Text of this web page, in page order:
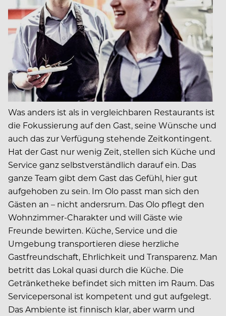
Was anders ist als in vergleichbaren Restaurants ist
die Fokussierung auf den Gast, seine Wünsche und
auch das zur Verfügung stehende Zeitkontingent.
Hat der Gast nur wenig Zeit, stellen sich Küche und
Service ganz selbstverständlich darauf ein. Das
ganze Team gibt dem Gast das Gefühl, hier gut
aufgehoben zu sein. Im Olo passt man sich den
Gästen an – nicht andersrum. Das Olo pflegt den
Wohnzimmer-Charakter und will Gäste wie
Freunde bewirten. Küche, Service und die
Umgebung transportieren diese herzliche
Gastfreundschaft, Ehrlichkeit und Transparenz. Man
betritt das Lokal quasi durch die Küche. Die
Getränketheke befindet sich mitten im Raum. Das
Servicepersonal ist kompetent und gut aufgelegt.
Das Ambiente ist finnisch klar, aber warm und